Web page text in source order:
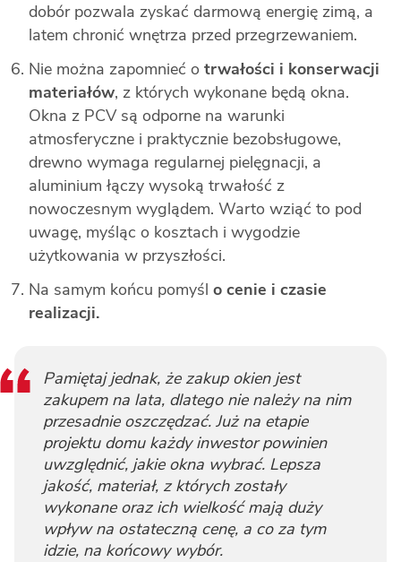
dobór pozwala zyskać darmową energię zimą, a
latem chronić wnętrza przed przegrzewaniem.
Nie można zapomnieć o trwałości i konserwacji
materiałów, z których wykonane będą okna.
Okna z PCV są odporne na warunki
atmosferyczne i praktycznie bezobsługowe,
drewno wymaga regularnej pielęgnacji, a
aluminium łączy wysoką trwałość z
nowoczesnym wyglądem. Warto wziąć to pod
uwagę, myśląc o kosztach i wygodzie
użytkowania w przyszłości.
Na samym końcu pomyśl o cenie i czasie
realizacji.
Pamiętaj jednak, że zakup okien jest
zakupem na lata, dlatego nie należy na nim
przesadnie oszczędzać. Już na etapie
projektu domu każdy inwestor powinien
uwzględnić, jakie okna wybrać. Lepsza
jakość, materiał, z których zostały
wykonane oraz ich wielkość mają duży
wpływ na ostateczną cenę, a co za tym
idzie, na końcowy wybór.